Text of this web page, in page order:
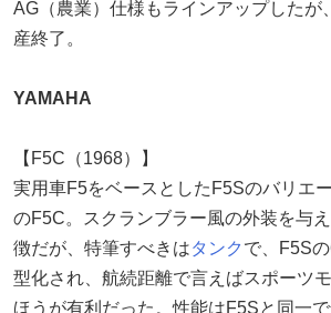
AG（農業）仕様もラインアップしたが
産終了。
YAMAHA
【F5C（1968）】
実用車F5をベースとしたF5Sのバリエ
のF5C。スクランブラー風の外装を与
徴だが、特筆すべきはタンク で、F5S
型化され、航続距離で言えばスポーツ
ほうが有利だった。性能はF5Sと同一